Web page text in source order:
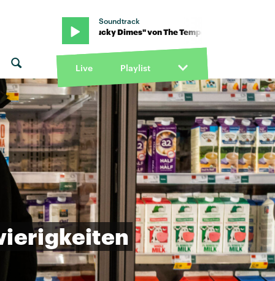
Soundtrack
· "Lucky Dimes" von The Temper Trap · "Lucky Dimes" von
Live Playlist